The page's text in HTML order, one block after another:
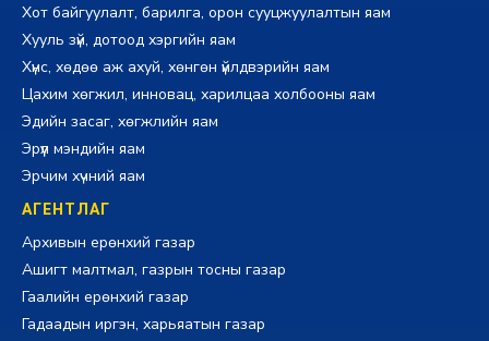
Хот байгуулалт, барилга, орон сууцжуулалтын яам
Хууль зүй, дотоод хэргийн яам
Хүнс, хөдөө аж ахуй, хөнгөн үйлдвэрийн яам
Цахим хөгжил, инновац, харилцаа холбооны яам
Эдийн засаг, хөгжлийн яам
Эрүүл мэндийн яам
Эрчим хүчний яам
АГЕНТЛАГ
Архивын ерөнхий газар
Ашигт малтмал, газрын тосны газар
Гаалийн ерөнхий газар
Гадаадын иргэн, харьяатын газар